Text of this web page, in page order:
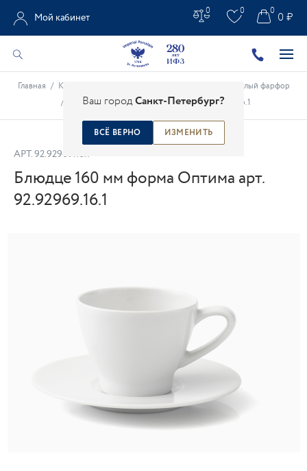
Ваш городСанкт-Петербург?
ВСЁ ВЕРНО ИЗМЕНИТЬ
Мой кабинет
0 0 0 ₽
0
Главная / Каталог
Чашки с блюдцами Белый фарфор
/
Блюдце 160 мм форма Оптима арт. 92.92969.16.1
АРТ.92.92969.16.1
Блюдце 160 мм форма Оптима арт.
92.92969.16.1